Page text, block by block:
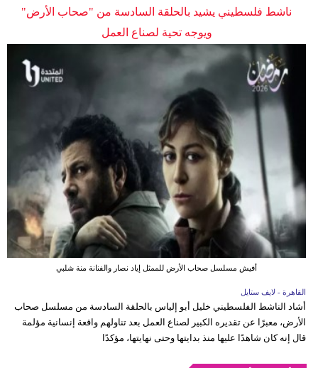
ناشط فلسطيني يشيد بالحلقة السادسة من "صحاب الأرض"
ويوجه تحية لصناع العمل
أفيش مسلسل صحاب الأرض للممثل إياد نصار والفنانة منة شلبي
القاهرة - لايف ستايل
أشاد الناشط الفلسطيني خليل أبو إلياس بالحلقة السادسة من مسلسل صحاب
الأرض، معبرًا عن تقديره الكبير لصناع العمل بعد تناولهم واقعة إنسانية مؤلمة
قال إنه كان شاهدًا عليها منذ بدايتها وحتى نهايتها، مؤكدًا